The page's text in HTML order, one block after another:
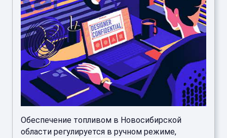
Обеспечение топливом в Новосибирской
области регулируется в ручном режиме,